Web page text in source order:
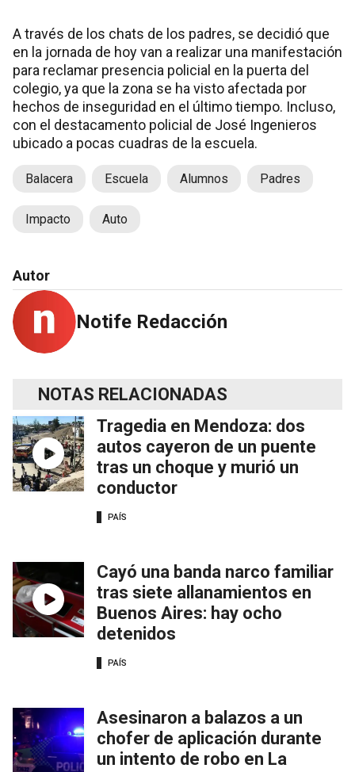
A través de los chats de los padres, se decidió que
en la jornada de hoy van a realizar una manifestación
para reclamar presencia policial en la puerta del
colegio, ya que la zona se ha visto afectada por
hechos de inseguridad en el último tiempo. Incluso,
con el destacamento policial de José Ingenieros
ubicado a pocas cuadras de la escuela.
Balacera Escuela Alumnos Padres
Impacto Auto
Autor
Notife Redacción
NOTAS RELACIONADAS
Tragedia en Mendoza: dos
autos cayeron de un puente
tras un choque y murió un
conductor
PAÍS
Cayó una banda narco familiar
tras siete allanamientos en
Buenos Aires: hay ocho
detenidos
PAÍS
Asesinaron a balazos a un
chofer de aplicación durante
un intento de robo en La